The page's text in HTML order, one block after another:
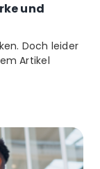
und
Doch leider
Artikel